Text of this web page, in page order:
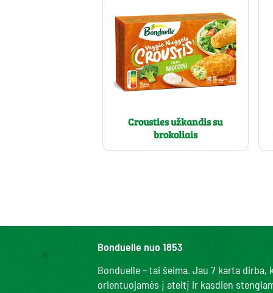
Crousties užkandis su
brokoliais
Bonduelle nuo 1853
Bonduelle – tai šeima. Jau 7 karta
orientuojamės į ateitį ir kasdien